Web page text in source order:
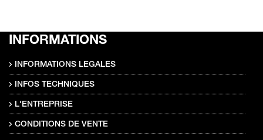
INFORMATIONS
INFORMATIONS LEGALES
INFOS TECHNIQUES
L'ENTREPRISE
CONDITIONS DE VENTE